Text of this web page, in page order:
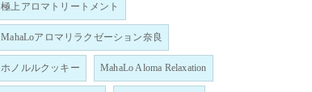
極上アロマトリートメント
MahaLoアロマリラクゼーション奈良
ホノルルクッキー MahaLo Aloma Relaxation